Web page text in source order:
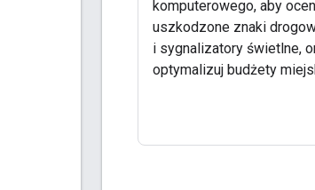
komputerowego, aby
uszkodzone znaki
i sygnalizatory świetlne,
optymalizuj budżety